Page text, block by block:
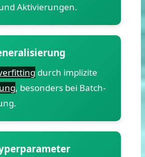
Aktivierungen.
durch implizite
, besonders bei Batch-